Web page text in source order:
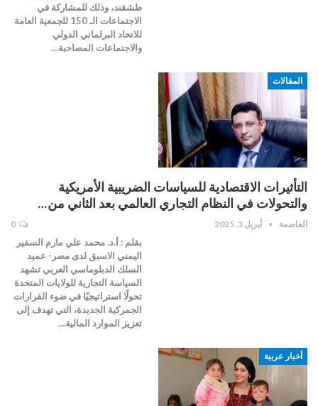
طشقند، وذلك للمشاركة في
الاجتماعات الـ 150 للجمعية العامة
للاتحاد البرلماني الدولي
والاجتماعات المصاحبة…
المقالات
التأثيرات الاقتصادية للسياسات الضريبية الأمريكية
والتحولات في النظام التجاري العالمي بعد الثاني من…
العاصمة أبريل 3, 2025 0
بقلم : أ.د. محمد علي مارم السفير
اليمني الاسبق لدى مصر- عميد
السلك الدبلوماسي العربي تشهد
السياسة التجارية للولايات المتحدة
تحولًا استراتيجيًا في ضوء القرارات
الجمركية الجديدة، التي تهدف إلى
تعزيز الموارد المالية…
أخبار عربية